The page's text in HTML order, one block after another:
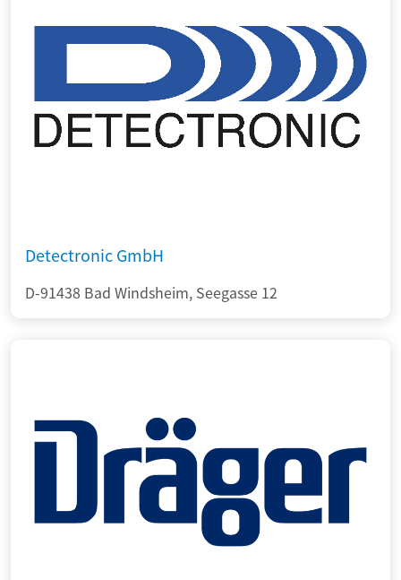
Detectronic GmbH
D-91438 Bad Windsheim, Seegasse 12